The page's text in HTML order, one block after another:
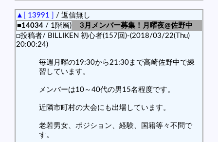
▲[ 13991 ]
/ 返信無し
■14034 / 1階層)
3月メンバー募集！月曜夜@佐野中
□投稿者/ BILLIKEN 初心者(157回)-(2018/03/22(Thu)
20:00:24)
毎週月曜の19:30から21:30まで高崎佐野中で練
習しています。
メンバーは10～40代の男15名程度です。
近隣市町村の大会にも出場しています。
老若男女、ポジション、経験、国籍等々不問で
す。